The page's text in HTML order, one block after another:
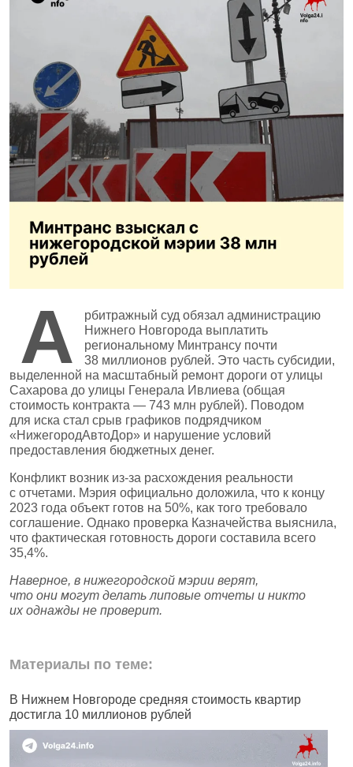
А
рбитражный суд обязал администрацию
Нижнего Новгорода выплатить
региональному Минтрансу почти
38 миллионов рублей. Это часть субсидии,
выделенной на масштабный ремонт дороги от улицы
Сахарова до улицы Генерала Ивлиева (общая
стоимость контракта — 743 млн рублей). Поводом
для иска стал срыв графиков подрядчиком
«НижегородАвтоДор» и нарушение условий
предоставления бюджетных денег.
Конфликт возник из‑за расхождения реальности
с отчетами. Мэрия официально доложила, что к концу
2023 года объект готов на 50%, как того требовало
соглашение. Однако проверка Казначейства выяснила,
что фактическая готовность дороги составила всего
35,4%.
Наверное, в нижегородской мэрии верят,
что они могут делать липовые отчеты и никто
их однажды не проверит.
Материалы по теме:
В Нижнем Новгороде средняя стоимость квартир
достигла 10 миллионов рублей